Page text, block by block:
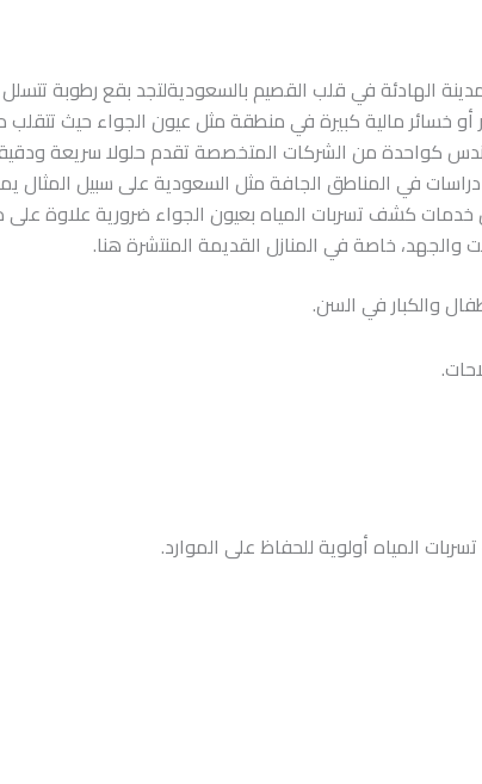
الهادئة في قلب القصيم بالسعوديةلتجد بقع رطوبة
مالية كبيرة في منطقة مثل عيون الجواء حيث تتقلب
كواحدة من الشركات المتخصصة تقدم حلولا سريعة
يصل إلى 20% من استهلاك المياه كما أظهرت دراسات في المناطق الجافة مثل السعودية
خدمات كشف تسربات المياه بعيون الجواء ضرورية علاوة
خاصة في المنازل القديمة المنتشرة هنا.
والكبار في السن.
المياه أولوية للحفاظ على الموارد.